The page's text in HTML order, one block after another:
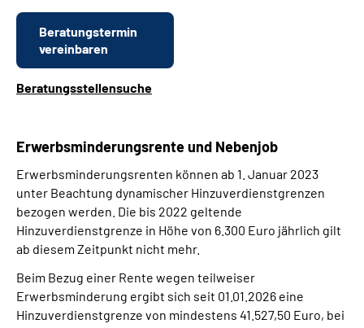
Beratungstermin
vereinbaren
Beratungsstellensuche
Erwerbsminderungsrente und Nebenjob
Erwerbsminderungsrenten können ab 1. Januar 2023
unter Beachtung dynamischer Hinzuverdienstgrenzen
bezogen werden. Die bis 2022 geltende
Hinzuverdienstgrenze in Höhe von 6.300 Euro jährlich gilt
ab diesem Zeitpunkt nicht mehr.
Beim Bezug einer Rente wegen teilweiser
Erwerbsminderung ergibt sich seit 01.01.2026 eine
Hinzuverdienstgrenze von mindestens 41.527,50 Euro, bei